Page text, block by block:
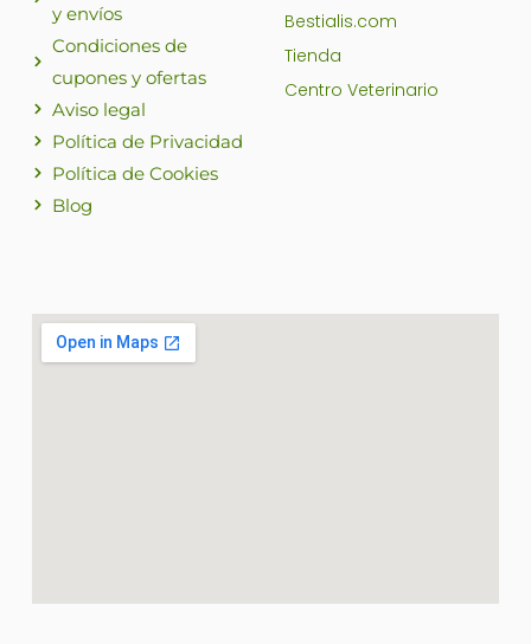
y envíos
Condiciones de
cupones y ofertas
Aviso legal
Política de Privacidad
Política de Cookies
Blog
Bestialis.com
Tienda
Centro Veterinario